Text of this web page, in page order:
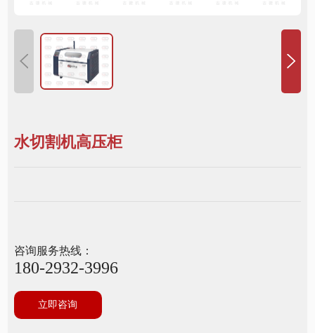
水切割机高压柜
咨询服务热线：
180-2932-3996
立即咨询